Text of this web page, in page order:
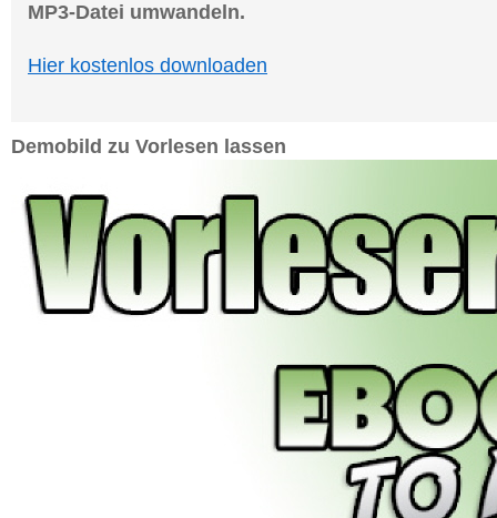
MP3-Datei umwandeln.
Hier kostenlos downloaden
Demobild zu Vorlesen lassen